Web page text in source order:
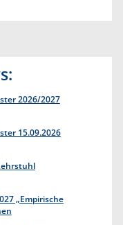
2026/2027
15.09.2026
„Empirische